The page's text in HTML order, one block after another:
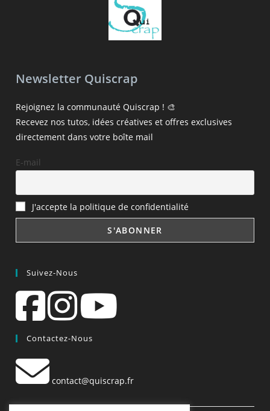
Newsletter Quiscrap
Rejoignez la communauté Quiscrap ! 🎨
Recevez nos tutos, idées créatives et offres exclusives
directement dans votre boîte mail
E-mail
J'accepte la politique de confidentialité
Suivez-Nous
Contactez-Nous
contact@quiscrap.fr